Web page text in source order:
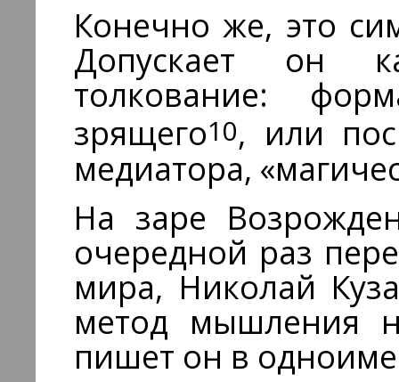
Конечно же, это
Допускает он
толкование:
зрящего10, или
медиатора,
На заре
очередной раз
мира, Николай
метод мышления
пишет он в